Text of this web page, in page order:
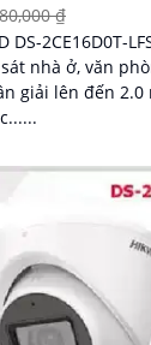
₫
DS-2CE16D0T-
nhà ở, văn